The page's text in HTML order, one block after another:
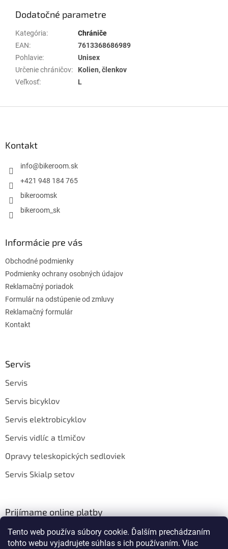
Tento web používa súbory cookie. Ďalším prechádzaním
tohto webu vyjadrujete súhlas s ich používaním. Viac
Dodatočné parametre
Kategória:
Chrániče
EAN:
7613368686989
Pohlavie:
Unisex
Určenie chráničov:
Kolien, členkov
Veľkosť: L
Kontakt
info@bikeroom.sk
+421 948 184 765
bikeroomsk
bikeroom_sk
Informácie pre vás
Obchodné podmienky
Podmienky ochrany osobných údajov
Reklamačný poriadok
Formulár na odstúpenie od zmluvy
Reklamačný formulár
Kontakt
Servis
Servis
Servis bicyklov
Servis elektrobicyklov
Servis vidlíc a tlmičov
Opravy teleskopických sedloviek
Servis Skialp setov
Prijímame online platby